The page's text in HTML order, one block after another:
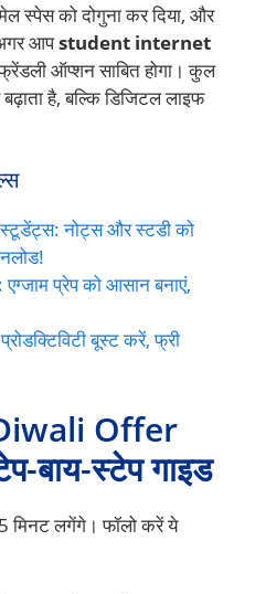
स्पेस को दोगुना कर दिया, और
आपstudent internet
ऑप्शन साबित होगा। कुल
है, बल्कि डिजिटल लाइफ
नोट्स और स्टडी को
प्रेप को आसान बनाएं,
बूस्ट करें, फ्री
Offer
बाय-स्टेप गाइड
मिनट लगेंगे। फॉलो करें ये